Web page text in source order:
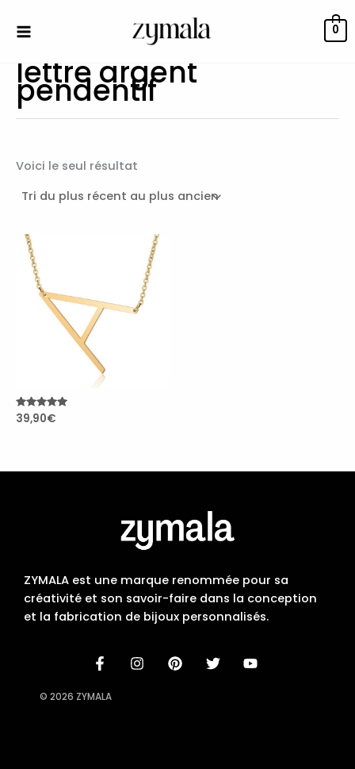
0
lettre argent
pendentif
Voici le seul résultat
Note
4.93
39,90€
ZYMALA est une marque renommée pour sa
créativité et son savoir-faire dans la conception
et la fabrication de bijoux personnalisés.
© 2026 ZYMALA